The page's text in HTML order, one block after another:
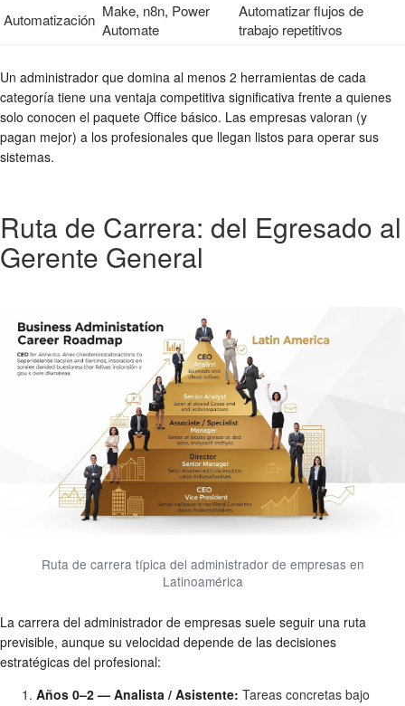
Automatización Make, n8n, Power
Automate
Automatizar flujos de
trabajo repetitivos
Un administrador que domina al menos 2 herramientas de cada
categoría tiene una ventaja competitiva significativa frente a quienes
solo conocen el paquete Office básico. Las empresas valoran (y
pagan mejor) a los profesionales que llegan listos para operar sus
sistemas.
Ruta de Carrera: del Egresado al
Gerente General
Ruta de carrera típica del administrador de empresas en
Latinoamérica
La carrera del administrador de empresas suele seguir una ruta
previsible, aunque su velocidad depende de las decisiones
estratégicas del profesional:
Años 0–2 — Analista / Asistente: Tareas concretas bajo